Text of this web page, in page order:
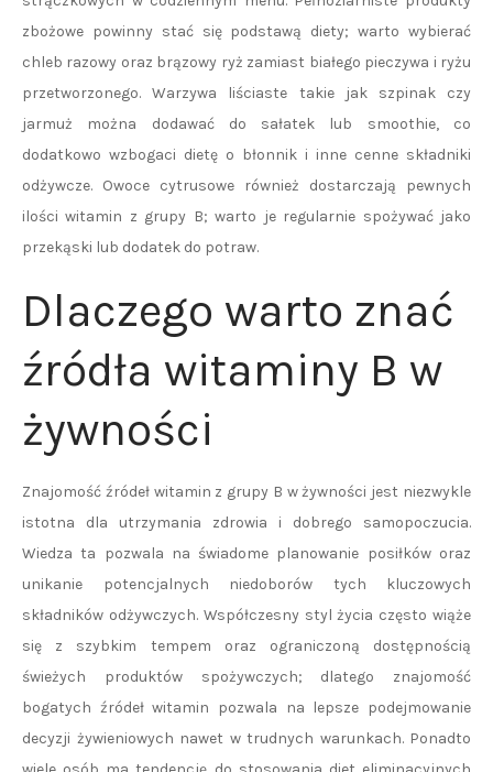
zbożowe powinny stać się podstawą diety; warto wybierać
chleb razowy oraz brązowy ryż zamiast białego pieczywa i ryżu
przetworzonego. Warzywa liściaste takie jak szpinak czy
jarmuż można dodawać do sałatek lub smoothie, co
dodatkowo wzbogaci dietę o błonnik i inne cenne składniki
odżywcze. Owoce cytrusowe również dostarczają pewnych
ilości witamin z grupy B; warto je regularnie spożywać jako
przekąski lub dodatek do potraw.
Dlaczego warto znać
źródła witaminy B w
żywności
Znajomość źródeł witamin z grupy B w żywności jest niezwykle
istotna dla utrzymania zdrowia i dobrego samopoczucia.
Wiedza ta pozwala na świadome planowanie posiłków oraz
unikanie potencjalnych niedoborów tych kluczowych
składników odżywczych. Współczesny styl życia często wiąże
się z szybkim tempem oraz ograniczoną dostępnością
świeżych produktów spożywczych; dlatego znajomość
bogatych źródeł witamin pozwala na lepsze podejmowanie
decyzji żywieniowych nawet w trudnych warunkach. Ponadto